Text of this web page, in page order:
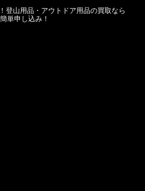
登山用品・アウトドア用品の買取なら
単申し込み！